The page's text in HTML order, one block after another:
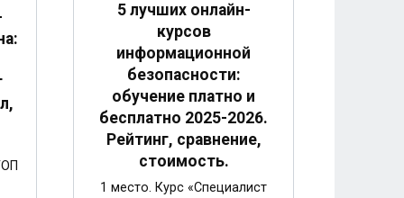
5 лучших онлайн-
курсов
информационной
безопасности:
обучение платно и
бесплатно 2025-2026.
Рейтинг, сравнение,
стоимость.
1 место. Курс «Специалист